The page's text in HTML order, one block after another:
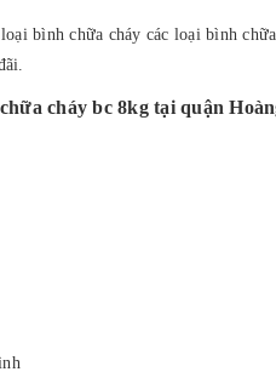
bình chữa cháy các loại bình
cháy bc 8kg tại quận